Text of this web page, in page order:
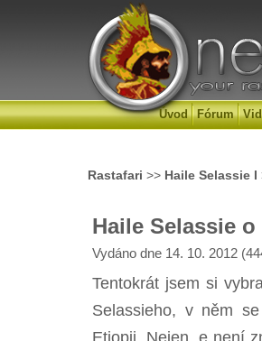
Úvod Fórum
Rastafari >> Haile Selassie I
Haile Selassie o
Vydáno dne 14. 10. 2012
Tentokrát jsem si
Selassieho, v něm
Etiopii. Nejen, e není